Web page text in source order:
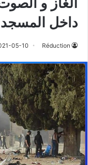
داخل
Réduction
05-10